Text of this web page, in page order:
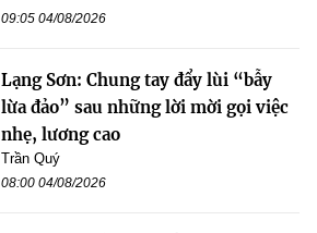
09:05 04/08/2026
Lạng Sơn: Chung tay đẩy lùi “bẫy
lừa đảo” sau những lời mời gọi việc
nhẹ, lương cao
Trần Quý
08:00 04/08/2026